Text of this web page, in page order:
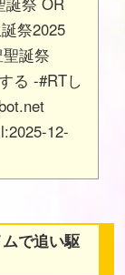
祭2025
誕祭
る -#RTし
12-
で追い駆